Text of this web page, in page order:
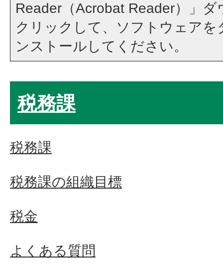
Reader（Acrobat Reader）」
クリックして、ソフトウェア
ンストールしてください。
税務課
税務課
税務課の組織目標
税金
よくある質問